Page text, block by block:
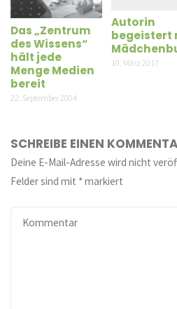
Das „Zentrum
des Wissens“
hält jede
Menge Medien
bereit
22. September 2004
Autorin
begeistert
10. März 2017
SCHREIBE EINEN
Deine E-Mail-Adresse wird nicht
Felder sind mit *markiert